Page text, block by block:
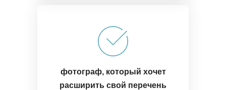
фотограф, который хочет
расширить свой перечень